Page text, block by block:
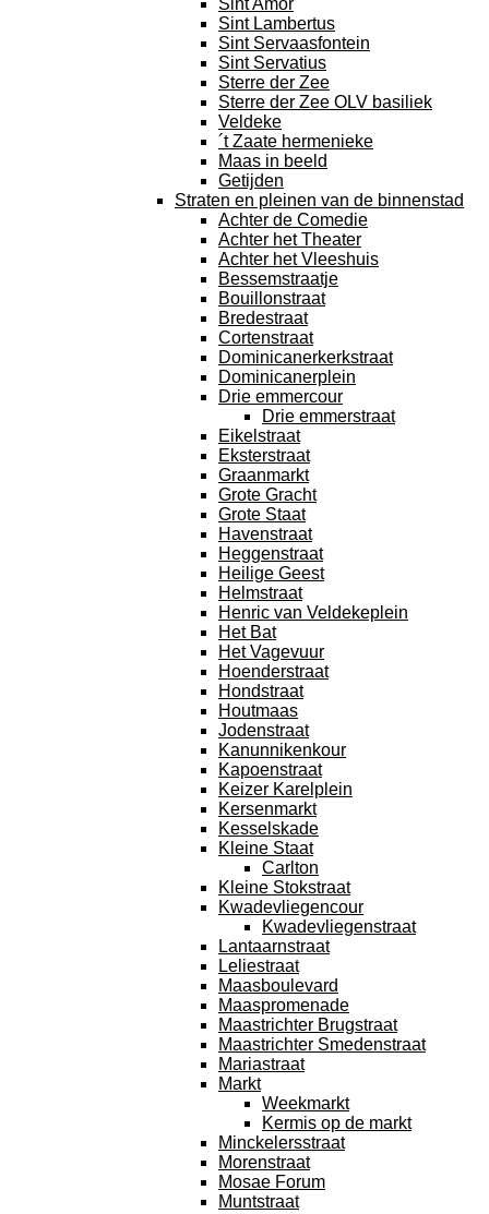
Sint Amor
Sint Lambertus
Sint Servaasfontein
Sint Servatius
Sterre der Zee
Sterre der Zee OLV basiliek
Veldeke
´t Zaate hermenieke
Maas in beeld
Getijden
Straten en pleinen van de binnenstad
Achter de Comedie
Achter het Theater
Achter het Vleeshuis
Bessemstraatje
Bouillonstraat
Bredestraat
Cortenstraat
Dominicanerkerkstraat
Dominicanerplein
Drie emmercour
Drie emmerstraat
Eikelstraat
Eksterstraat
Graanmarkt
Grote Gracht
Grote Staat
Havenstraat
Heggenstraat
Heilige Geest
Helmstraat
Henric van Veldekeplein
Het Bat
Het Vagevuur
Hoenderstraat
Hondstraat
Houtmaas
Jodenstraat
Kanunnikenkour
Kapoenstraat
Keizer Karelplein
Kersenmarkt
Kesselskade
Kleine Staat
Carlton
Kleine Stokstraat
Kwadevliegencour
Kwadevliegenstraat
Lantaarnstraat
Leliestraat
Maasboulevard
Maaspromenade
Maastrichter Brugstraat
Maastrichter Smedenstraat
Mariastraat
Markt
Weekmarkt
Kermis op de markt
Minckelersstraat
Morenstraat
Mosae Forum
Muntstraat